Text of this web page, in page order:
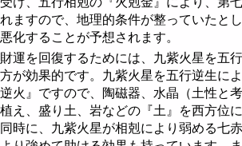
れますので、地理的条件が整っていたと
悪化することが予想されます。
財運を回復するためには、九紫火星を五
方が効果的です。九紫火星を五行逆生に
逆火』ですので、陶磁器、水晶（土性と
植え、盛り土、岩などの『土』を西方位
同時に、九紫火星が相剋により弱める七